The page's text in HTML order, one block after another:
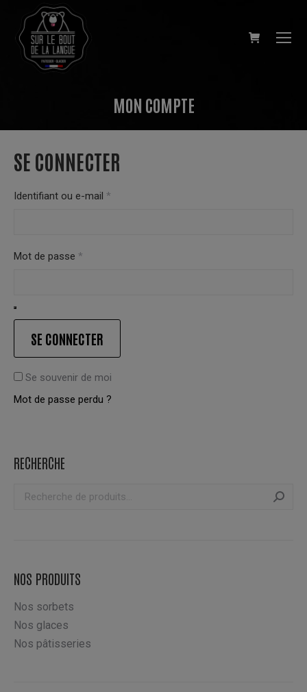
MON COMPTE
SE CONNECTER
Identifiant ou e-mail *
Mot de passe *
SE CONNECTER
Se souvenir de moi
Mot de passe perdu ?
RECHERCHE
NOS PRODUITS
Nos sorbets
Nos glaces
Nos pâtisseries